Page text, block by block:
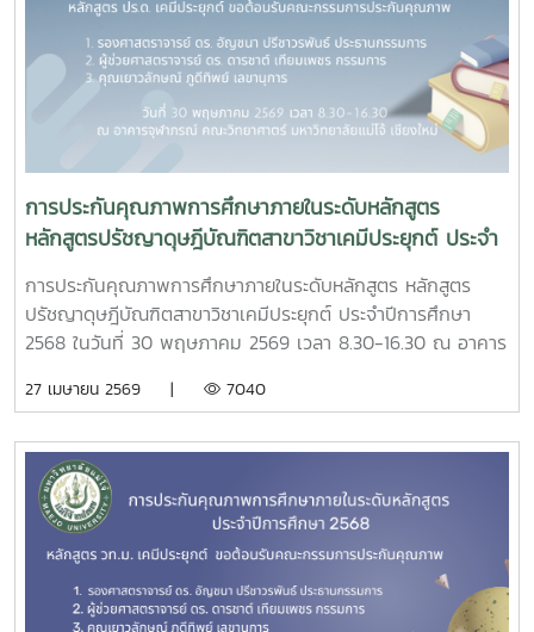
การประกันคุณภาพการศึกษาภายในระดับหลักสูตร
หลักสูตรปรัชญาดุษฎีบัณฑิตสาขาวิชาเคมีประยุกต์ ประจำ
ปีการศึกษา 2568
การประกันคุณภาพการศึกษาภายในระดับหลักสูตร หลักสูตร
ปรัชญาดุษฎีบัณฑิตสาขาวิชาเคมีประยุกต์ ประจำปีการศึกษา
2568 ในวันที่ 30 พฤษภาคม 2569 เวลา 8.30-16.30 ณ อาคาร
กรรมการและเลขานุการตามประกาศของมหาวิทยาลัย ดังรายนาม
กรรมการ2. ผู้ช่วยศาสตราจารย์ ดร. ดารชาต์ เทียมเพชร
กรรมการ3. คุณเยาวลักษณ์ ภูดีทิพย์ เลขานุการ
27 เมษายน 2569 | 7040